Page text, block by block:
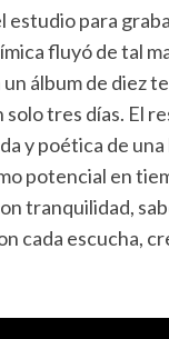
estudio para
fluyó de tal
álbum de diez
solo tres días. El
y poética de una
potencial en
tranquilidad,
cada escucha,